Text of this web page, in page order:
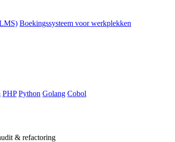
Boekingssysteem voor werkplekken
PHP Python Golang Cobol
& refactoring